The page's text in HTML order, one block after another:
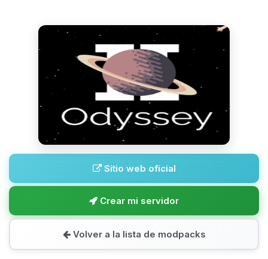
Sitio web oficial
Crear mi servidor
Volver a la lista de modpacks